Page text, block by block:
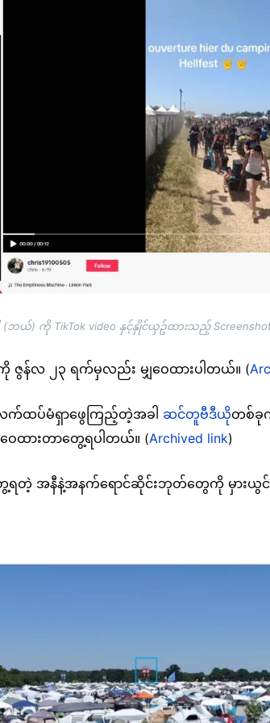
ဘယ်) ကို TikTok video နှင့်နှိုင်ယှဥ်ထားသည့်
ဇွန်လ ၂၃ ရက်မှလည်း မျှဝေထားပါတယ်။ (
က်ထပ်မံရှာဖွေကြည့်တဲ့အခါ ဆင်တူဗီဒီယိုတစ်ခု
ဝေထားတာတွေ့ရပါတယ်။ (Archived link)
အနီနဲ့အနက်ရောင်ဆိုင်းဘုတ်တွေကို မှားယွင်း